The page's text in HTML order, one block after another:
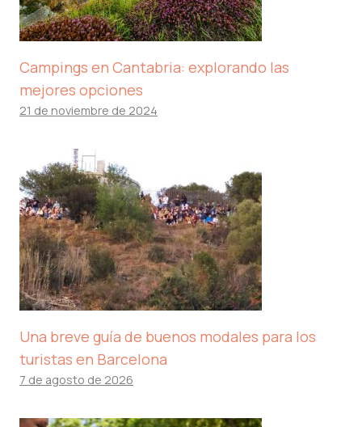
Campings en Cantabria: explorando las
mejores opciones
21 de noviembre de 2024
Una breve guía de buenos modales para los
turistas en Barcelona
7 de agosto de 2026